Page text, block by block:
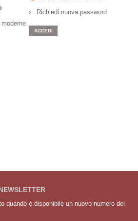
Richiedi nuova password
quando é disponibile un nuovo numero del